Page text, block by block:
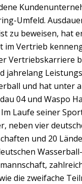
Umfeld.
zu beweisen, hat
im Vertrieb
Vertriebskarriere
jahrelang
und hat unter
04 und Waspo
Laufe seiner
neben vier
und 20
Wasserball-
die zweifache